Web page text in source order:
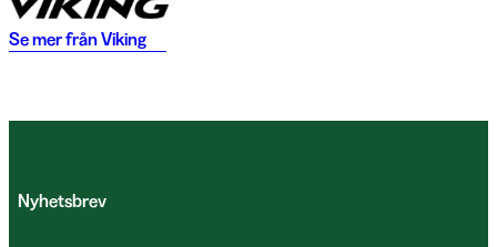
Se mer frånViking
Nyhetsbrev